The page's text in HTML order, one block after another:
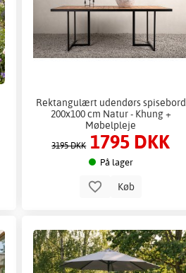
Rektangulært udendørs spisebord
200x100 cm Natur - Khung +
Møbelpleje
3195 DKK 1795 DKK
På lager
Køb